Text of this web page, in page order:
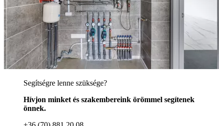
Segítségre lenne szüksége?
Hívjon minket és szakembereink örömmel segítenek
önnek.